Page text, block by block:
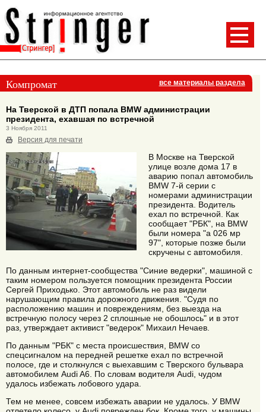
Компромат все материалы раздела
На Тверской в ДТП попала BMW администрации
президента, ехавшая по встречной
3 Ноября 2011
Версия для печати
В Москве на Тверской
улице возле дома 17 в
аварию попал автомобиль
BMW 7-й серии с
номерами администрации
президента. Водитель
ехал по встречной. Как
сообщает "РБК", на BMW
были номера "а 026 мр
97", которые позже были
скручены с автомобиля.
По данным интернет-сообщества "Синие ведерки", машиной с
таким номером пользуется помощник президента России
Сергей Приходько. Этот автомобиль не раз видели
нарушающим правила дорожного движения. "Судя по
расположению машин и повреждениям, без выезда на
встречную полосу через 2 сплошные не обошлось" и в этот
раз, утверждает активист "ведерок" Михаил Нечаев.
По данным "РБК" с места происшествия, BMW со
спецсигналом на передней решетке ехал по встречной
полосе, где и столкнулся с выехавшим с Тверского бульвара
автомобилем Audi A6. По словам водителя Audi, чудом
удалось избежать лобового удара.
Тем не менее, совсем избежать аварии не удалось. У BMW